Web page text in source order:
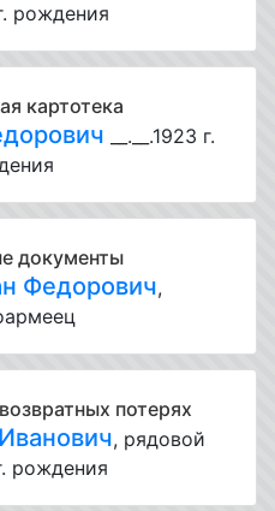
г. рождения
картотека
__.__.1923 г.
документы
Федорович,
потерях
, рядовой
г. рождения